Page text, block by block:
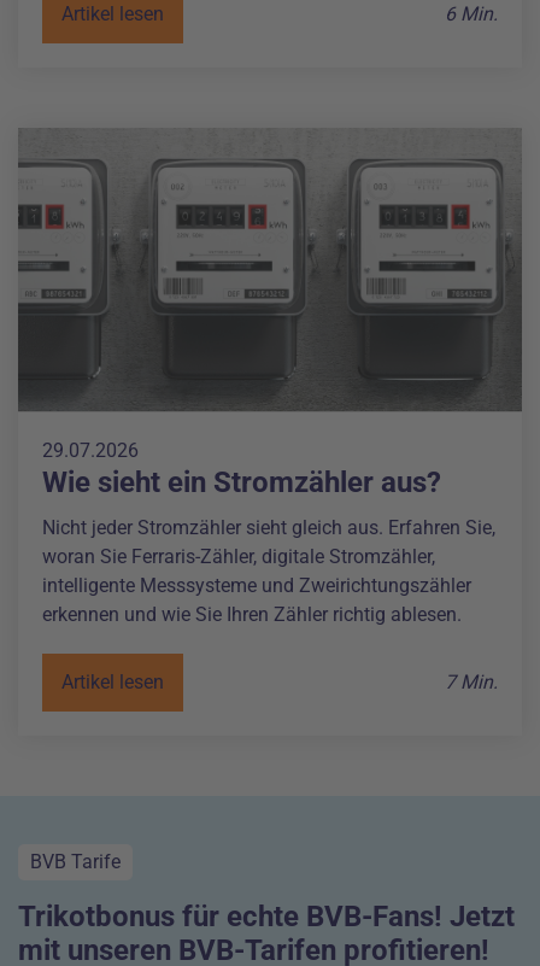
Artikel lesen 6 Min.
29.07.2026
Wie sieht ein Stromzähler aus?
Nicht jeder Stromzähler sieht gleich aus. Erfahren Sie,
woran Sie Ferraris-Zähler, digitale Stromzähler,
intelligente Messsysteme und Zweirichtungszähler
erkennen und wie Sie Ihren Zähler richtig ablesen.
Artikel lesen 7 Min.
BVB Tarife
Trikotbonus für echte BVB-Fans! Jetzt
mit unseren BVB-Tarifen profitieren!